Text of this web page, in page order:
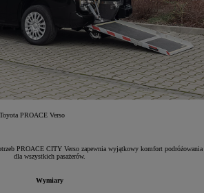
Toyota PROACE Verso
PROACE CITY Verso zapewnia wyjątkowy komfort podróżowania
dla wszystkich pasażerów.
Wymiary